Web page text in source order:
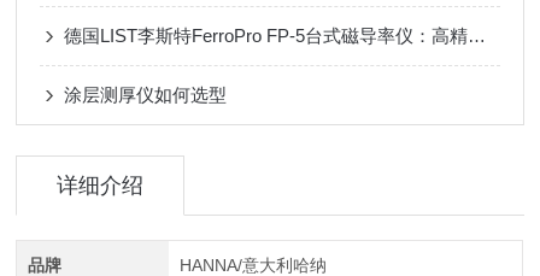
德国LIST李斯特FerroPro FP-5台式磁导率仪：高精度检测，助力材料质量把控
涂层测厚仪如何选型
详细介绍
品牌 HANNA/意大利哈纳